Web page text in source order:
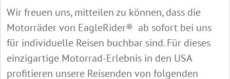
Wir freuen uns, mitteilen zu können, dass die
Motorräder von EagleRider® ab sofort bei uns
für individuelle Reisen buchbar sind. Für dieses
einzigartige Motorrad-Erlebnis in den USA
profitieren unsere Reisenden von folgenden